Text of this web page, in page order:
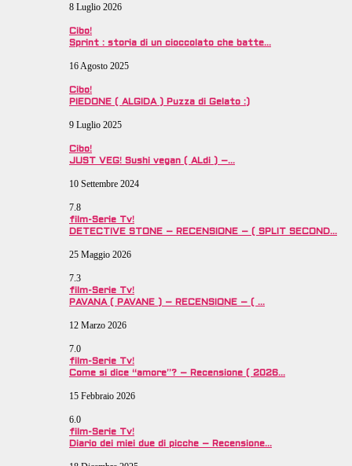
8 Luglio 2026
Cibo!
Sprint : storia di un cioccolato che batte…
16 Agosto 2025
Cibo!
PIEDONE ( ALGIDA ) Puzza di Gelato :)
9 Luglio 2025
Cibo!
JUST VEG! Sushi vegan ( ALdi ) –…
10 Settembre 2024
7.8
film-Serie Tv!
DETECTIVE STONE – RECENSIONE – ( SPLIT SECOND…
25 Maggio 2026
7.3
film-Serie Tv!
PAVANA ( PAVANE ) – RECENSIONE – ( …
12 Marzo 2026
7.0
film-Serie Tv!
Come si dice “amore”? – Recensione ( 2026…
15 Febbraio 2026
6.0
film-Serie Tv!
Diario dei miei due di picche – Recensione…